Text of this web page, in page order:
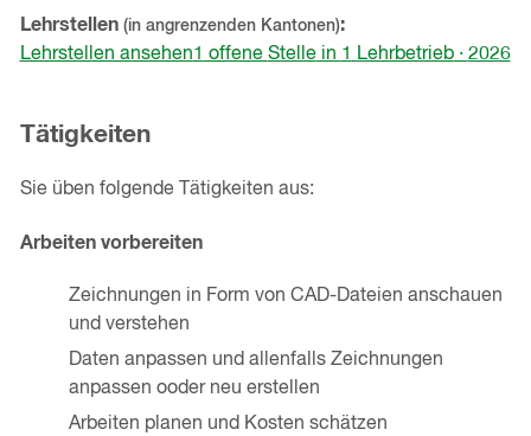
Lehrstellen (in angrenzenden Kantonen)
Lehrstellen ansehen1 offene Stellein 1 Lehrbetrieb· 2026
Tätigkeiten
Sie üben folgende Tätigkeiten aus:
Arbeiten vorbereiten
Zeichnungen in Form von CAD-Dateien anschauen
und verstehen
Daten anpassen und allenfalls Zeichnungen
anpassen ooder neu erstellen
Arbeiten planen und Kosten schätzen